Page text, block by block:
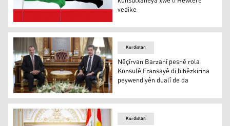
Sûriye bo cara yekê di dîrokê de konsulxaneya xwe li
vedike
Wêne ji malpera Serokatiya Herêma Kurdistanê
Kurdistan
Nêçîrvan Barzanî pesnê rola
Konsulê Fransayê di bihêzkirina
peywendiyên dualî de da
Kurdistan